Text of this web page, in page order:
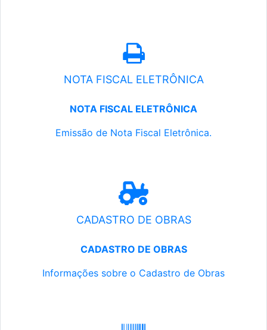
NOTA FISCAL ELETRÔNICA
NOTA FISCAL ELETRÔNICA
Emissão de Nota Fiscal Eletrônica.
CADASTRO DE OBRAS
CADASTRO DE OBRAS
Informações sobre o Cadastro de Obras